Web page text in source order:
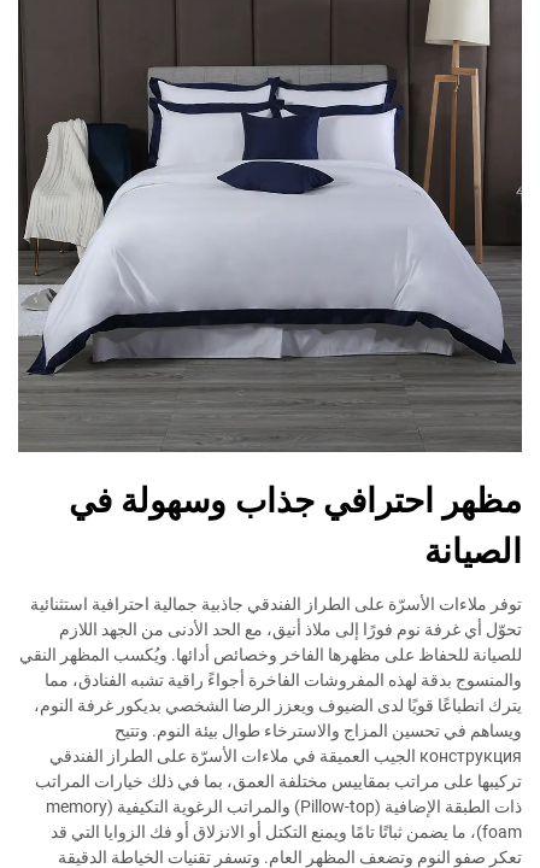
مظهر احترافي جذاب وسهولة في
الصيانة
توفر ملاءات الأسرّة على الطراز الفندقي جاذبية جمالية احترافية استثنائية
تحوّل أي غرفة نوم فورًا إلى ملاذ أنيق، مع الحد الأدنى من الجهد اللازم
للصيانة للحفاظ على مظهرها الفاخر وخصائص أدائها. ويُكسب المظهر النقي
والمنسوج بدقة لهذه المفروشات الفاخرة أجواءً راقية تشبه الفنادق، مما
يترك انطباعًا قويًا لدى الضيوف ويعزز الرضا الشخصي بديكور غرفة النوم،
ويساهم في تحسين المزاج والاسترخاء طوال بيئة النوم. وتتيح
конструкция الجيب العميقة في ملاءات الأسرّة على الطراز الفندقي
تركيبها على مراتب بمقاييس مختلفة العمق، بما في ذلك خيارات المراتب
ذات الطبقة الإضافية (Pillow-top) والمراتب الرغوية التكيفية (memory
foam)، ما يضمن ثباتًا تامًا ويمنع التكتل أو الانزلاق أو فك الزوايا التي قد
تعكر صفو النوم وتضعف المظهر العام. وتسفر تقنيات الخياطة الدقيقة